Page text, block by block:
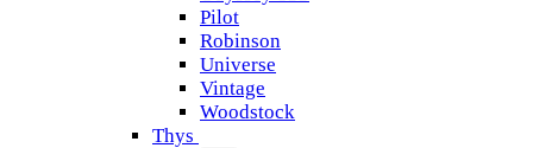
Pilot
Robinson
Universe
Vintage
Woodstock
Thys